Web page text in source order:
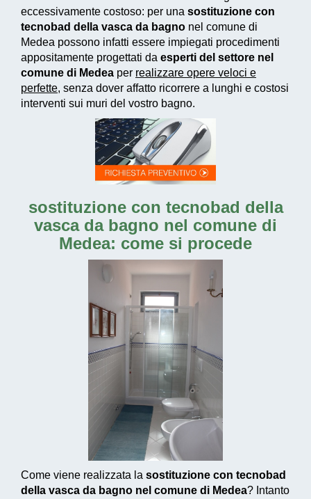
eccessivamente costoso: per una sostituzione con
tecnobad della vasca da bagno nel comune di
Medea possono infatti essere impiegati procedimenti
appositamente progettati da esperti del settore nel
comune di Medea per realizzare opere veloci e
perfette, senza dover affatto ricorrere a lunghi e costosi
interventi sui muri del vostro bagno.
sostituzione con tecnobad della
vasca da bagno nel comune di
Medea: come si procede
Come viene realizzata la sostituzione con tecnobad
della vasca da bagno nel comune di Medea? Intanto